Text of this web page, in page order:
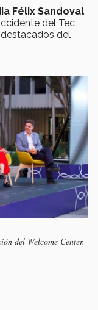
Félix Sandoval
del Tec
del
del Welcome Center.